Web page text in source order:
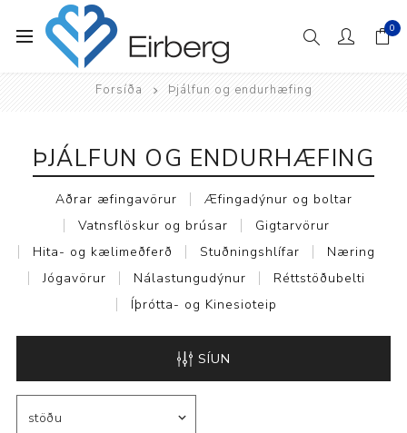
0
Forsíða Þjálfun og endurhæfing
ÞJÁLFUN OG ENDURHÆFING
Aðrar æfingavörur
Æfingadýnur og boltar
Vatnsflöskur og brúsar
Gigtarvörur
Hita- og kælimeðferð
Stuðningshlífar
Næring
Jógavörur
Nálastungudýnur
Réttstöðubelti
Íþrótta- og Kinesioteip
SÍUN